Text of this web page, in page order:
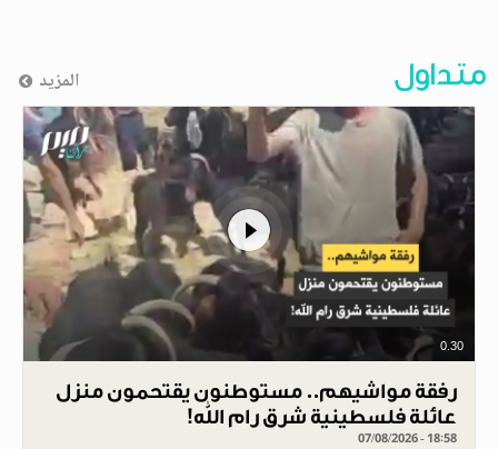
متداول المزيد
0.30
رفقة مواشيهم.. مستوطنون يقتحمون منزل
عائلة فلسطينية شرق رام الله!
07/08/2026 - 18:58